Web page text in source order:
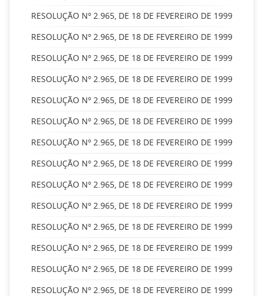
RESOLUÇÃO Nº 2.965, DE 18 DE FEVEREIRO DE 1999
RESOLUÇÃO Nº 2.965, DE 18 DE FEVEREIRO DE 1999
RESOLUÇÃO Nº 2.965, DE 18 DE FEVEREIRO DE 1999
RESOLUÇÃO Nº 2.965, DE 18 DE FEVEREIRO DE 1999
RESOLUÇÃO Nº 2.965, DE 18 DE FEVEREIRO DE 1999
RESOLUÇÃO Nº 2.965, DE 18 DE FEVEREIRO DE 1999
RESOLUÇÃO Nº 2.965, DE 18 DE FEVEREIRO DE 1999
RESOLUÇÃO Nº 2.965, DE 18 DE FEVEREIRO DE 1999
RESOLUÇÃO Nº 2.965, DE 18 DE FEVEREIRO DE 1999
RESOLUÇÃO Nº 2.965, DE 18 DE FEVEREIRO DE 1999
RESOLUÇÃO Nº 2.965, DE 18 DE FEVEREIRO DE 1999
RESOLUÇÃO Nº 2.965, DE 18 DE FEVEREIRO DE 1999
RESOLUÇÃO Nº 2.965, DE 18 DE FEVEREIRO DE 1999
RESOLUÇÃO Nº 2.965, DE 18 DE FEVEREIRO DE 1999